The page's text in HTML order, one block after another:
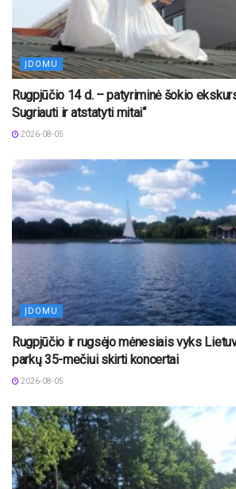
ĮDOMU
Rugpjūčio 14 d. – patyriminė šokio
Sugriauti ir atstatyti mitai“
2026-08-05
ĮDOMU
Rugpjūčio ir rugsėjo mėnesiais vyks
parkų 35-mečiui skirti koncertai
2026-08-05